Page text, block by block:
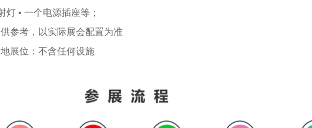
灯 • 一个电源插座等；
参考，以实际展会配置为准
展位：不含任何设施